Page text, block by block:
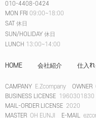
010-4408-0424
MON FRI 09:00~18:00
SAT 休日
SUN/HOLIDAY 休日
LUNCH 13:00~14:00
HOME 会社紹介 仕入
CAMPANY E.Zcompany OWNER
BUSINESS LICENSE 1960301830
MAIL-ORDER LICENSE 2020
MASTER OH EUNJI E-MAIL